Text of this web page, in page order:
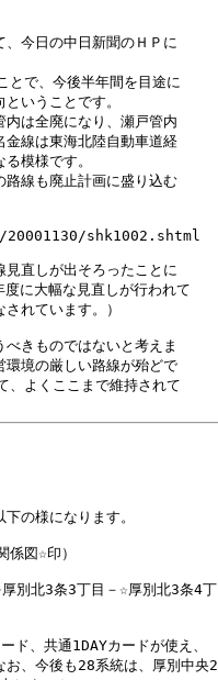
今日の中日新聞のＨＰに
とで、今後半年間を目途に
いうことです。
内は全廃になり、瀬戸管内
金線は東海北陸自動車道経
模様です。
路線も廃止計画に盛り込む
shk1002.shtml
直しが出そろったことに
に大幅な見直しが行われて
れています。）
きものではないと考えま
環境の厳しい路線が殆どで
、よくここまで維持されて
の様になります。
係図☆印）
別北3条3丁目－☆厚別北3条4
、共通1DAYカードが使え、
、今後も28系統は、厚別中央